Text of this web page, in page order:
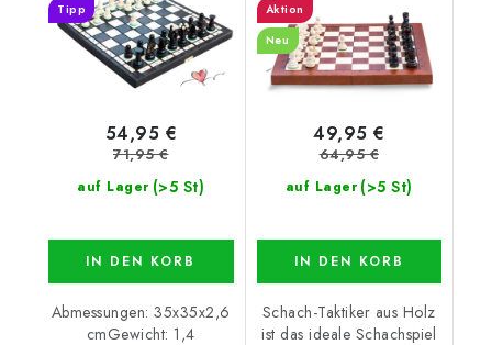
Tipp
auf Lager (>5 St)
54,95 €
71,95 €
IN DEN KORB
Abmessungen: 35x35x2,6
cmGewicht: 1,4
Aktion
Neu
auf Lager (>5 St)
49,95 €
64,95 €
IN DEN KORB
Schach-Taktiker aus Holz
ist das ideale Schachspiel